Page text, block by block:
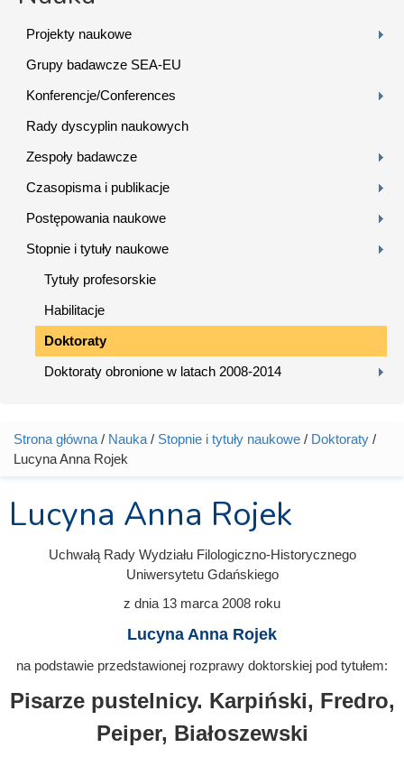
Projekty naukowe
Grupy badawcze SEA-EU
Konferencje/Conferences
Rady dyscyplin naukowych
Zespoły badawcze
Czasopisma i publikacje
Postępowania naukowe
Stopnie i tytuły naukowe
Tytuły profesorskie
Habilitacje
Doktoraty
Doktoraty obronione w latach 2008-2014
Jesteś tutaj
Strona główna / Nauka / Stopnie i tytuły naukowe / Doktoraty /
Lucyna Anna Rojek
Lucyna Anna Rojek
Uchwałą Rady Wydziału Filologiczno-Historycznego
Uniwersytetu Gdańskiego
z dnia 13 marca 2008 roku
Lucyna Anna Rojek
na podstawie przedstawionej rozprawy doktorskiej pod tytułem:
Pisarze pustelnicy. Karpiński, Fredro,
Peiper, Białoszewski